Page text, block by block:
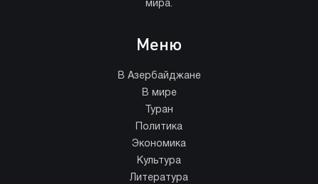
мира.
Меню
В Азербайджане
В мире
Туран
Политика
Экономика
Культура
Литература